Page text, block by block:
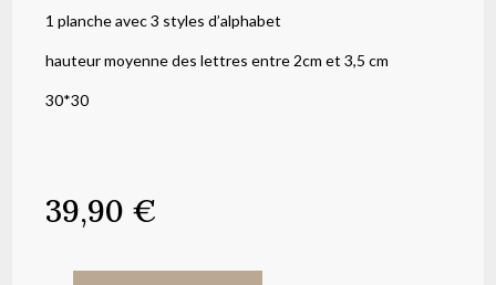
1 planche avec 3 styles d’alphabet
hauteur moyenne des lettres entre 2cm et 3,5 cm
30*30
39,90 €